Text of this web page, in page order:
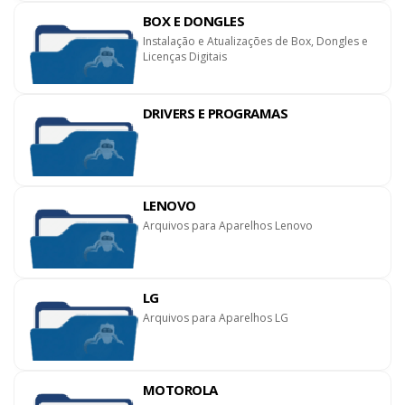
BOX E DONGLES
Instalação e Atualizações de Box, Dongles e
Licenças Digitais
DRIVERS E PROGRAMAS
LENOVO
Arquivos para Aparelhos Lenovo
LG
Arquivos para Aparelhos LG
MOTOROLA